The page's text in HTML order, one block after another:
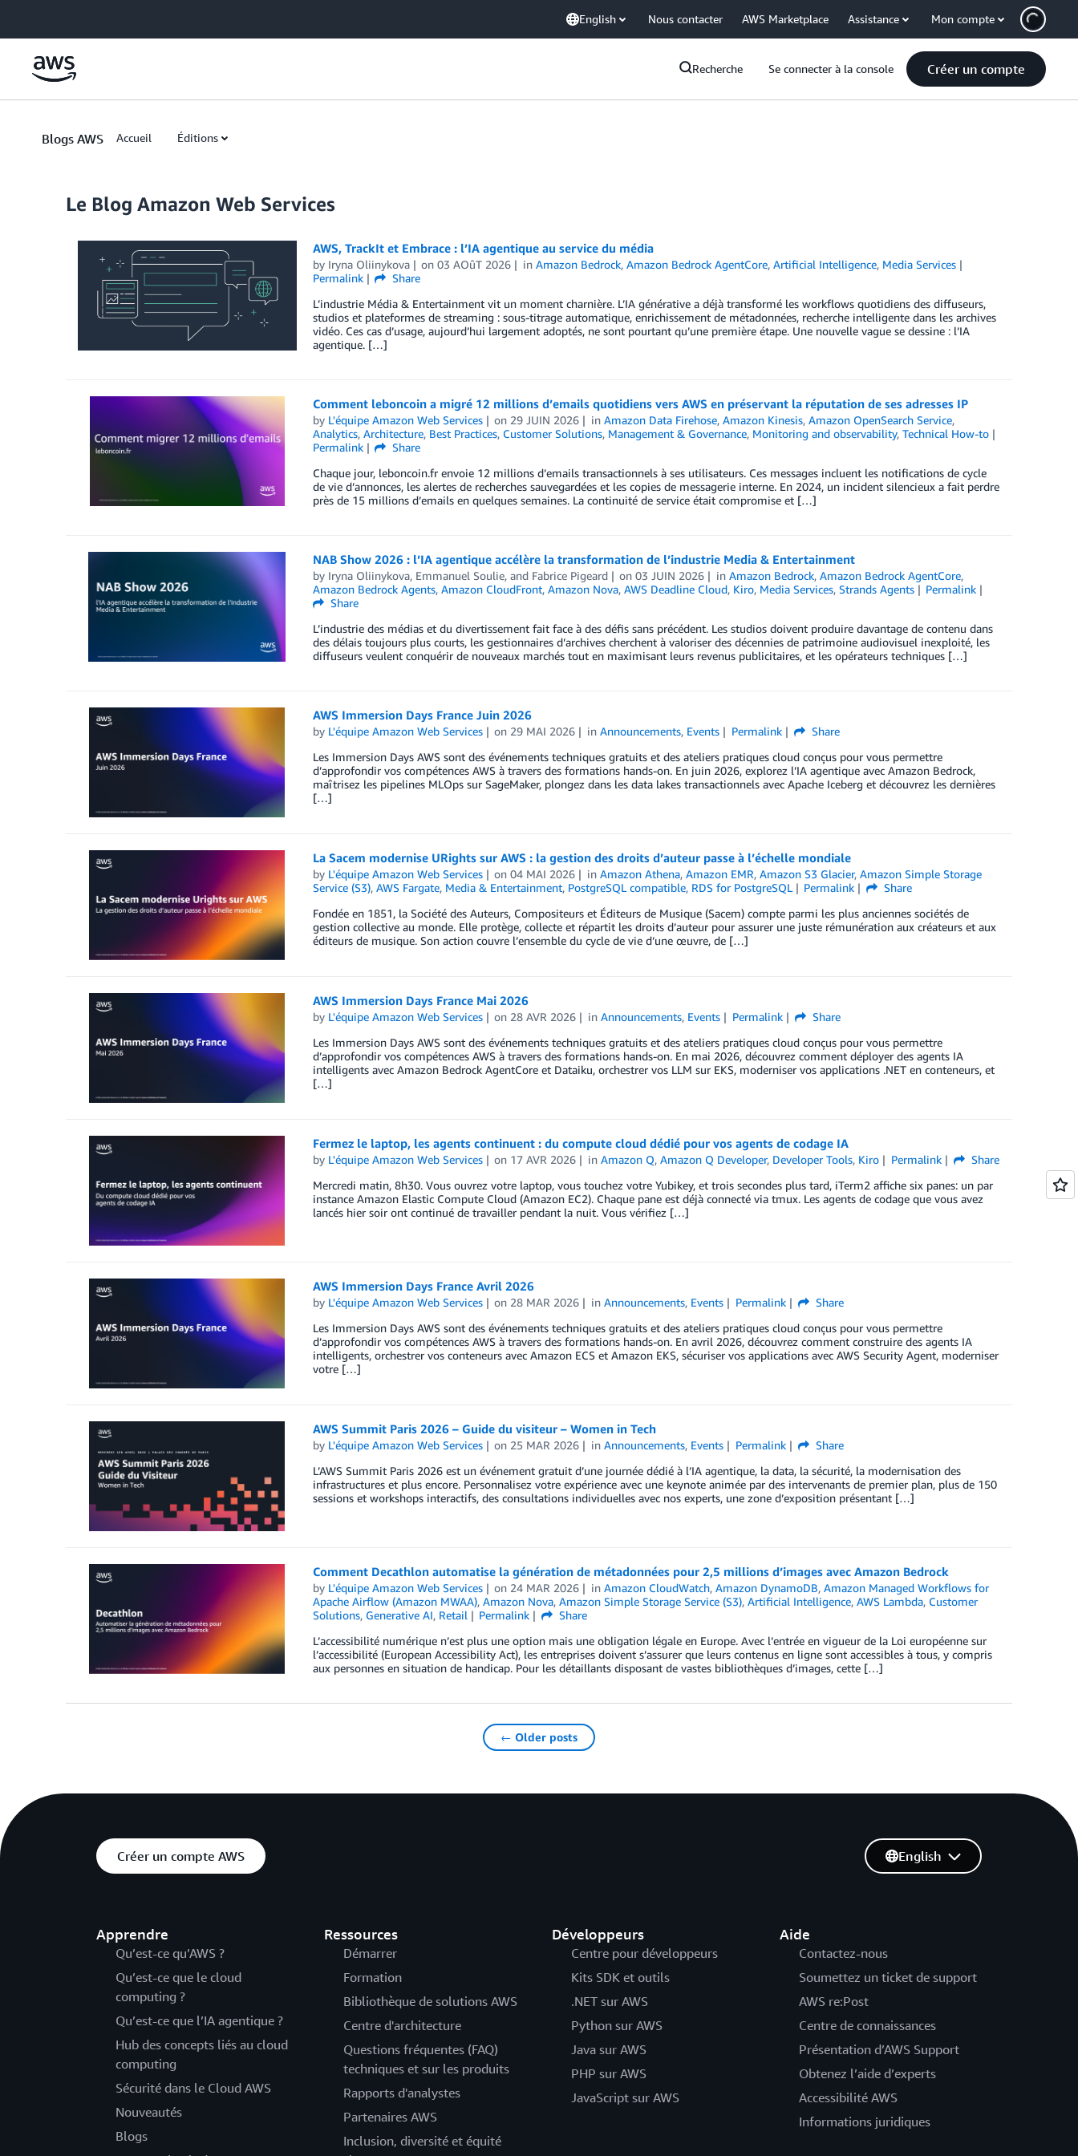
English Nous contacter AWS Marketplace Assistance Mon compte
Recherche Se connecter à la console Créer un compte
Blogs AWS Accueil Éditions
Le Blog Amazon Web Services
AWS, TrackIt et Embrace : l’IA agentique au service du média
by Iryna Oliinykova on03 AOûT 2026 inAmazon Bedrock,Amazon Bedrock AgentCore,Artificial Intelligence, Media Services
Permalink
Share
L’industrie Média & Entertainment vit un moment charnière. L’IA générative a déjà transformé les workflows quotidiens des diffuseurs,
studios et plateformes de streaming : sous-titrage automatique, enrichissement de métadonnées, recherche intelligente dans les archives
vidéo. Ces cas d’usage, aujourd’hui largement adoptés, ne sont pourtant qu’une première étape. Une nouvelle vague se dessine : l’IA
agentique. […]
Comment leboncoin a migré 12 millions d’emails quotidiens vers AWS en préservant la réputation de ses adresses IP
by L'équipe Amazon Web Services on 29 JUIN 2026 inAmazon Data Firehose,Amazon Kinesis,Amazon OpenSearch Service,
Analytics, Architecture, Best Practices, Customer Solutions, Management & Governance, Monitoring and observability, Technical How-to
Permalink
Share
Chaque jour, leboncoin.fr envoie 12 millions d’emails transactionnels à ses utilisateurs. Ces messages incluent les notifications de cycle
de vie d’annonces, les alertes de recherches sauvegardées et les copies de messagerie interne. En 2024, un incident silencieux a fait perdre
près de 15 millions d’emails en quelques semaines. La continuité de service était compromise et […]
NAB Show 2026 : l’IA agentique accélère la transformation de l’industrie Media & Entertainment
by Iryna Oliinykova, Emmanuel Soulie, and Fabrice Pigeard on03 JUIN 2026 inAmazon Bedrock,Amazon Bedrock AgentCore,
Amazon Bedrock Agents, Amazon CloudFront, Amazon Nova, AWS Deadline Cloud, Kiro, Media Services, Strands Agents
Permalink
Share
L’industrie des médias et du divertissement fait face à des défis sans précédent. Les studios doivent produire davantage de contenu dans
des délais toujours plus courts, les gestionnaires d’archives cherchent à valoriser des décennies de patrimoine audiovisuel inexploité, les
diffuseurs veulent conquérir de nouveaux marchés tout en maximisant leurs revenus publicitaires, et les opérateurs techniques […]
AWS Immersion Days France Juin 2026
by L'équipe Amazon Web Services on 29 MAI 2026 inAnnouncements, Events Permalink
Share
Les Immersion Days AWS sont des événements techniques gratuits et des ateliers pratiques cloud conçus pour vous permettre
d’approfondir vos compétences AWS à travers des formations hands-on. En juin 2026, explorez l’IA agentique avec Amazon Bedrock,
maîtrisez les pipelines MLOps sur SageMaker, plongez dans les data lakes transactionnels avec Apache Iceberg et découvrez les dernières
[…]
La Sacem modernise URights sur AWS : la gestion des droits d’auteur passe à l’échelle mondiale
by L'équipe Amazon Web Services on04 MAI 2026 inAmazon Athena,Amazon EMR,Amazon S3 Glacier,Amazon Simple Storage
Service (S3), AWS Fargate, Media & Entertainment, PostgreSQL compatible, RDS for PostgreSQL Permalink
Share
Fondée en 1851, la Société des Auteurs, Compositeurs et Éditeurs de Musique (Sacem) compte parmi les plus anciennes sociétés de
gestion collective au monde. Elle protège, collecte et répartit les droits d’auteur pour assurer une juste rémunération aux créateurs et aux
éditeurs de musique. Son action couvre l’ensemble du cycle de vie d’une œuvre, de […]
AWS Immersion Days France Mai 2026
by L'équipe Amazon Web Services on 28 AVR 2026 inAnnouncements, Events Permalink
Share
Les Immersion Days AWS sont des événements techniques gratuits et des ateliers pratiques cloud conçus pour vous permettre
d’approfondir vos compétences AWS à travers des formations hands-on. En mai 2026, découvrez comment déployer des agents IA
intelligents avec Amazon Bedrock AgentCore et Dataiku, orchestrer vos LLM sur EKS, moderniser vos applications .NET en conteneurs, et
[…]
Fermez le laptop, les agents continuent : du compute cloud dédié pour vos agents de codage IA
by L'équipe Amazon Web Services on 17 AVR 2026 inAmazon Q,Amazon Q Developer, Developer Tools, Kiro Permalink
Share
Mercredi matin, 8h30. Vous ouvrez votre laptop, vous touchez votre Yubikey, et trois secondes plus tard, iTerm2 affiche six panes: un par
instance Amazon Elastic Compute Cloud (Amazon EC2). Chaque pane est déjà connecté via tmux. Les agents de codage que vous avez
lancés hier soir ont continué de travailler pendant la nuit. Vous vérifiez […]
AWS Immersion Days France Avril 2026
by L'équipe Amazon Web Services on 28 MAR 2026 inAnnouncements, Events Permalink
Share
Les Immersion Days AWS sont des événements techniques gratuits et des ateliers pratiques cloud conçus pour vous permettre
d’approfondir vos compétences AWS à travers des formations hands-on. En avril 2026, découvrez comment construire des agents IA
intelligents, orchestrer vos conteneurs avec Amazon ECS et Amazon EKS, sécuriser vos applications avec AWS Security Agent, moderniser
votre […]
AWS Summit Paris 2026 – Guide du visiteur – Women in Tech
by L'équipe Amazon Web Services on 25 MAR 2026 inAnnouncements, Events Permalink
Share
L’AWS Summit Paris 2026 est un événement gratuit d’une journée dédié à l’IA agentique, la data, la sécurité, la modernisation des
infrastructures et plus encore. Personnalisez votre expérience avec une keynote animée par des intervenants de premier plan, plus de 150
sessions et workshops interactifs, des consultations individuelles avec nos experts, une zone d’exposition présentant […]
Comment Decathlon automatise la génération de métadonnées pour 2,5 millions d’images avec Amazon Bedrock
by L'équipe Amazon Web Services on 24 MAR 2026 inAmazon CloudWatch,Amazon DynamoDB,Amazon Managed Workflows for
Apache Airflow (Amazon MWAA), Amazon Nova, Amazon Simple Storage Service (S3), Artificial Intelligence, AWS Lambda, Customer
Solutions, Generative AI, Retail Permalink
Share
L’accessibilité numérique n’est plus une option mais une obligation légale en Europe. Avec l’entrée en vigueur de la Loi européenne sur
l’accessibilité (European Accessibility Act), les entreprises doivent s’assurer que leurs contenus en ligne sont accessibles à tous, y compris
aux personnes en situation de handicap. Pour les détaillants disposant de vastes bibliothèques d’images, cette […]
← Older posts
Créer un compte AWS
Apprendre
Qu’est-ce qu’AWS ?
Qu’est-ce que le cloud
computing ?
Qu’est-ce que l’IA agentique ?
Hub des concepts liés au cloud
computing
Sécurité dans le Cloud AWS
Nouveautés
Blogs
Ressources
Démarrer
Formation
Bibliothèque de solutions AWS
Centre d'architecture
Questions fréquentes (FAQ)
techniques et sur les produits
Rapports d'analystes
Partenaires AWS
Inclusion, diversité et équité
Développeurs
Centre pour développeurs
Kits SDK et outils
.NET sur AWS
Python sur AWS
Java sur AWS
PHP sur AWS
JavaScript sur AWS
Aide
Contactez-nous
Soumettez un ticket de support
AWS re:Post
Centre de connaissances
Présentation d’AWS Support
Obtenez l’aide d’experts
Accessibilité AWS
Informations juridiques
English